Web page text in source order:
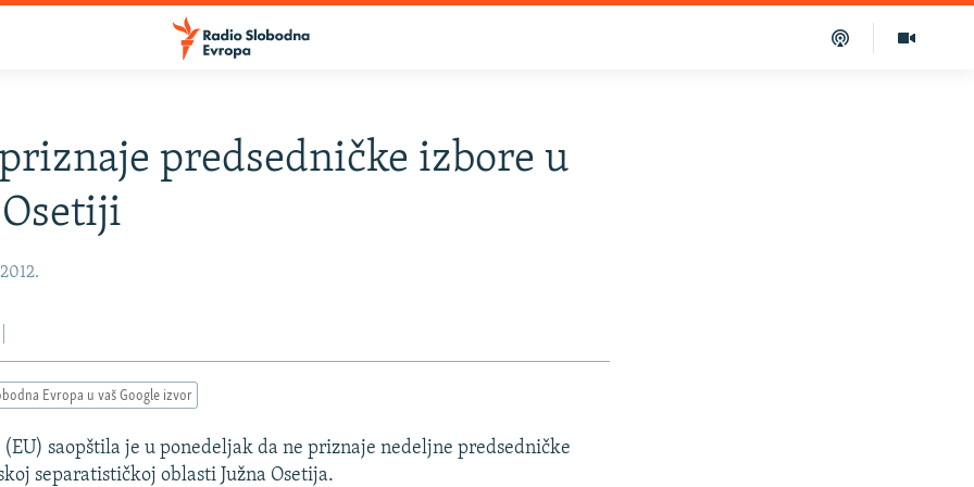
predsedničke izbore u
Evropa u vaš Google izvor
saopštila je u ponedeljak da ne priznaje nedeljne predsedničke
separatističkoj oblasti Južna Osetija.